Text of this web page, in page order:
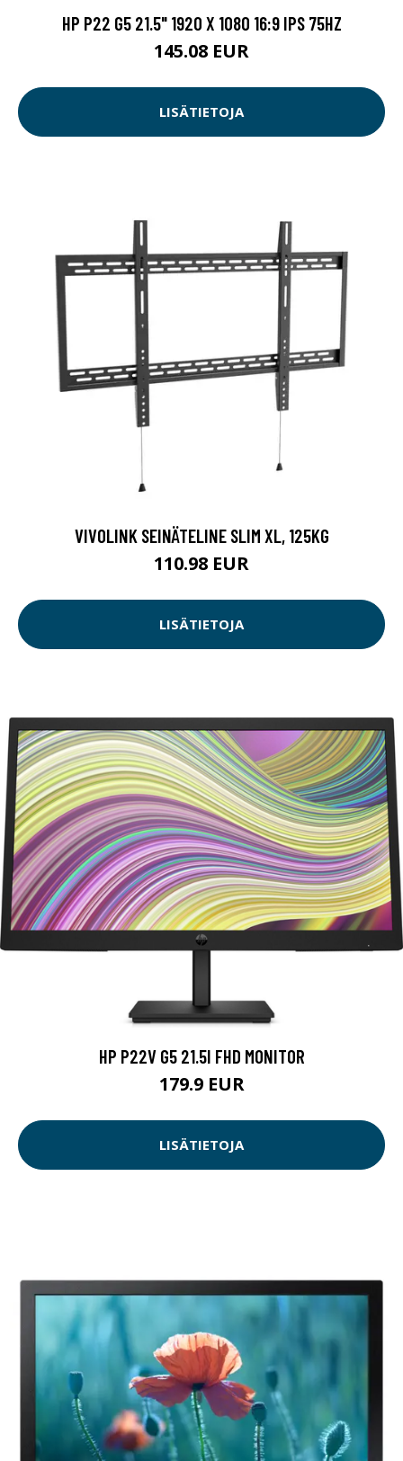
HP P22 G5 21.5" 1920 X 1080 16:9 IPS 75HZ
145.08 EUR
LISÄTIETOJA
VIVOLINK SEINÄTELINE SLIM XL, 125KG
110.98 EUR
LISÄTIETOJA
HP P22V G5 21.5I FHD MONITOR
179.9 EUR
LISÄTIETOJA